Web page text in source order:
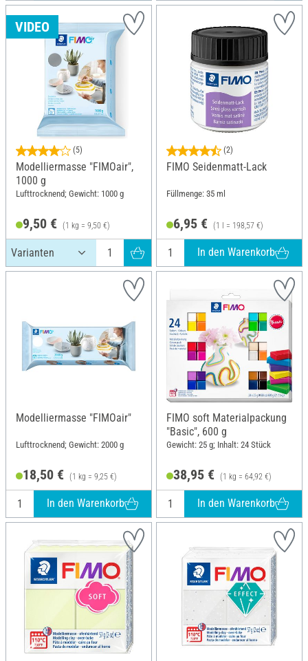
VIDEO
(5)
Modelliermasse "FIMOair",
1000 g
Lufttrocknend; Gewicht: 1000 g
9,50 € (1 kg = 9,50 €)
(2)
FIMO Seidenmatt-Lack
Füllmenge: 35 ml
6,95 € (1 l = 198,57 €)
In den Warenkorb
Modelliermasse "FIMOair"
Lufttrocknend; Gewicht: 2000 g
18,50 € (1 kg = 9,25 €)
In den Warenkorb
FIMO soft Materialpackung
"Basic", 600 g
Gewicht: 25 g; Inhalt: 24 Stück
38,95 € (1 kg = 64,92 €)
In den Warenkorb